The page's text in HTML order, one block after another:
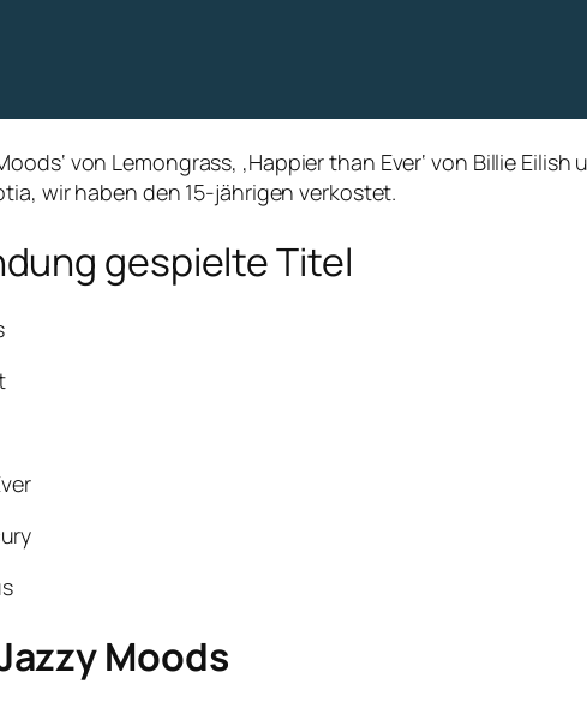
von Lemongrass, ‚Happier than Ever‘ von Billie Eilish
wir haben den 15-jährigen verkostet.
gespielte Titel
Moods